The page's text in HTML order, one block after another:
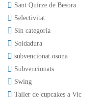
Sant Quirze de Besora
Selectivitat
Sin categoría
Soldadura
subvencionat osona
Subvencionats
Swing
Taller de cupcakes a Vic